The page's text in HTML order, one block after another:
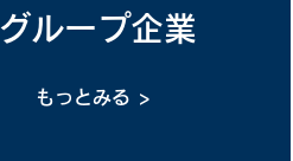
グループ企業
もっとみる >